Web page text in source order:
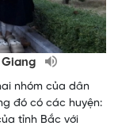
nhóm của dân
đó có các huyện:
tỉnh Bắc với